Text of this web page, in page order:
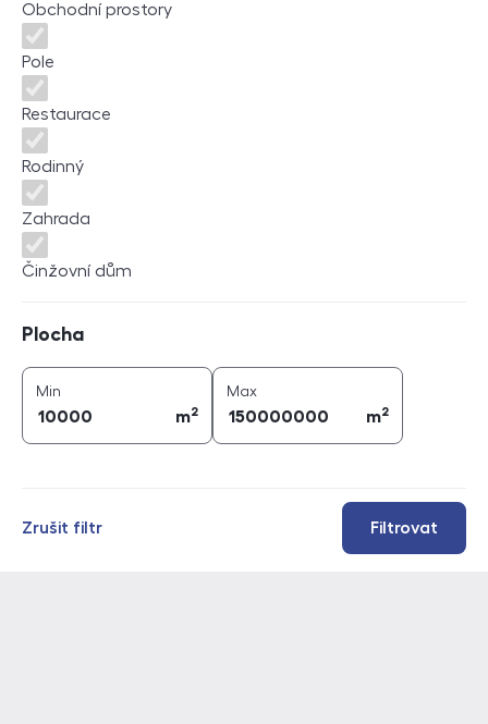
Obchodní prostory
Pole
Restaurace
Rodinný
Zahrada
Činžovní dům
Plocha
Min
m2
Maxplocha (
m2
Filtrovat
Zrušit filtr